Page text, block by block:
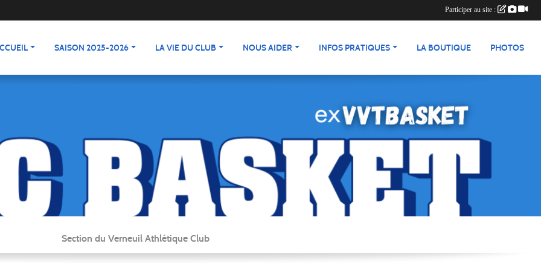
SAISON 2025-2026 LA VIE DU CLUB NOUS AIDER INFOS PRATIQUES LA BOUTIQUE PHOTOS
Section du Verneuil Athlétique Club
Participer au site :